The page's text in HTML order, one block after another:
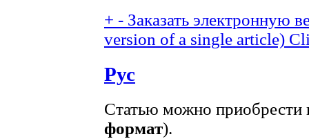
+ - Заказать электронную
version of a single article)
Рус
Статью можно приобрести
формат).